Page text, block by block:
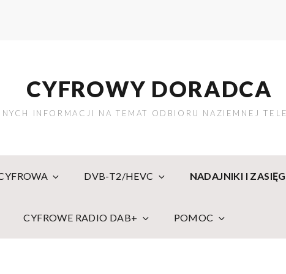
CYFROWY DORADCA
INFORMACJI NA TEMAT ODBIORU NAZIEMNEJ
DVB-T2/HEVC NADAJNIKI I
CYFROWE RADIO DAB+ POMOC